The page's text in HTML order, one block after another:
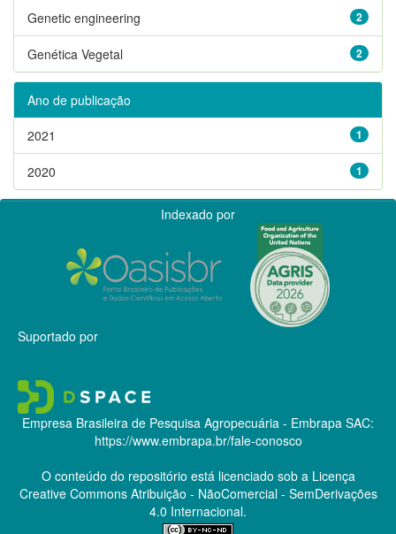
2
Genetic engineering
2
Genética Vegetal
Ano de publicação
1
2021
1
2020
Indexado por
Suportado por
Empresa Brasileira de Pesquisa Agropecuária - Embrapa SAC:
https://www.embrapa.br/fale-conosco
O conteúdo do repositório está licenciado sob a Licença
Creative CommonsAtribuição - NãoComercial - SemDerivações
4.0 Internacional.